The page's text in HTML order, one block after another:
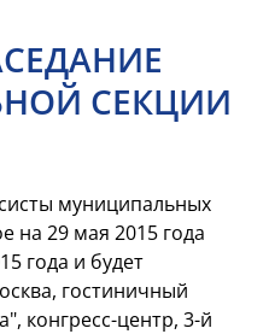
СЕКЦИИ
муниципальных
на 29 мая 2015 года
года и будет
гостиничный
конгресс-центр, 3-й